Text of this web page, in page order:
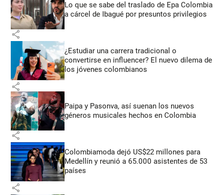
Lo que se sabe del traslado de Epa Colombia
a cárcel de Ibagué por presuntos privilegios
share
¿Estudiar una carrera tradicional o
convertirse en influencer? El nuevo dilema de
los jóvenes colombianos
share
Paipa y Pasonva, así suenan los nuevos
géneros musicales hechos en Colombia
share
Colombiamoda dejó US$22 millones para
Medellín y reunió a 65.000 asistentes de 53
países
share